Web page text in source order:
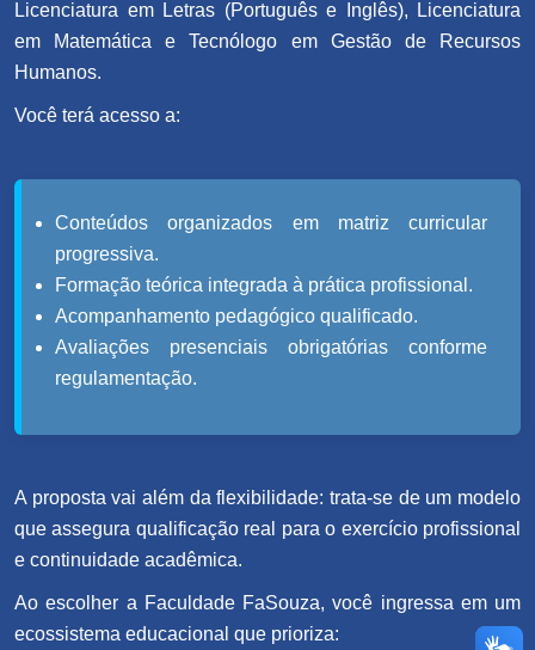
Licenciatura em Letras (Português e Inglês), Licenciatura
em Matemática e Tecnólogo em Gestão de Recursos
Humanos.
Você terá acesso a:
Conteúdos organizados em matriz curricular
progressiva.
Formação teórica integrada à prática profissional.
Acompanhamento pedagógico qualificado.
Avaliações presenciais obrigatórias conforme
regulamentação.
A proposta vai além da flexibilidade: trata-se de um modelo
que assegura qualificação real para o exercício profissional
e continuidade acadêmica.
Ao escolher a Faculdade FaSouza, você ingressa em um
ecossistema educacional que prioriza: